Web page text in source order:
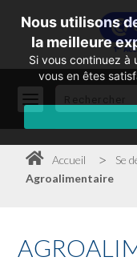
Accueil > Se
Agroalimentaire
Nous utilisons
la meilleure
Si vous continuez à
vous en êtes